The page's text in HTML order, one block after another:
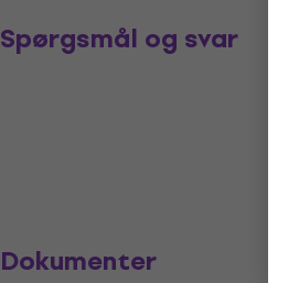
Spørgsmål og svar
Dokumenter